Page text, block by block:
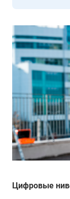
Цифровые